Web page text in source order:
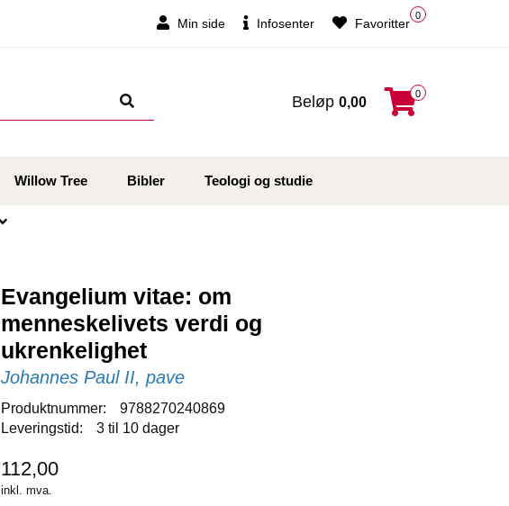
Min side Infosenter
0
Favoritter
Beløp 0,00
0
Willow Tree Bibler Teologi og studie
Evangelium vitae: om
menneskelivets verdi og
ukrenkelighet
Johannes Paul II, pave
Produktnummer:
9788270240869
Leveringstid:
3 til 10 dager
112,00
inkl. mva.